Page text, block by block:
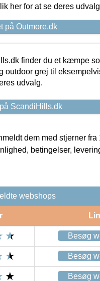
her for at se deres
på Outmore.dk
finder du et kæmpe
outdoor grej til
udvalg.
ScandiHills.dk
dem med stjerner fra
betingelser,
webshops
Besøg
Besøg
Besøg